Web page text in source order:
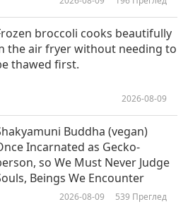
те начина на концентрация
Шива III, част 1 от 8
е напомняне да си
за Бог, част 1 от 3
broccoli cooks beautifully
the air fryer without needing to
thawed first.
2026-08-09
Buddha (vegan)
Incarnated as Gecko-
so We Must Never Judge
Beings We Encounter
2026-08-09 539 Преглед